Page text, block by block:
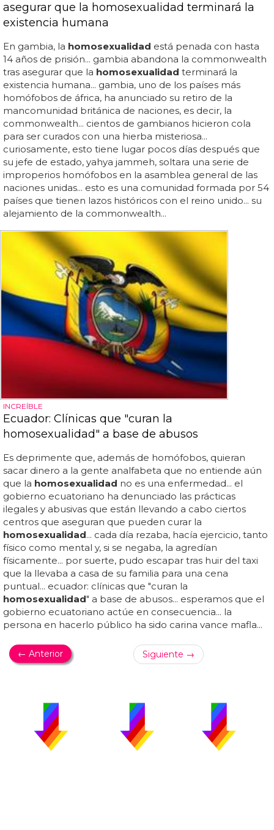
asegurar que la homosexualidad terminará la
existencia humana
En gambia, la homosexualidad está penada con hasta
14 años de prisión... gambia abandona la commonwealth
tras asegurar que la homosexualidad terminará la
existencia humana... gambia, uno de los países más
homófobos de áfrica, ha anunciado su retiro de la
mancomunidad británica de naciones, es decir, la
commonwealth... cientos de gambianos hicieron cola
para ser curados con una hierba misteriosa...
curiosamente, esto tiene lugar pocos días después que
su jefe de estado, yahya jammeh, soltara una serie de
improperios homófobos en la asamblea general de las
naciones unidas... esto es una comunidad formada por 54
países que tienen lazos históricos con el reino unido... su
alejamiento de la commonwealth...
INCREÍBLE
Ecuador: Clínicas que "curan la
homosexualidad" a base de abusos
Es deprimente que, además de homófobos, quieran
sacar dinero a la gente analfabeta que no entiende aún
que la homosexualidad no es una enfermedad... el
gobierno ecuatoriano ha denunciado las prácticas
ilegales y abusivas que están llevando a cabo ciertos
centros que aseguran que pueden curar la
homosexualidad... cada día rezaba, hacía ejercicio, tanto
físico como mental y, si se negaba, la agredían
físicamente... por suerte, pudo escapar tras huir del taxi
que la llevaba a casa de su familia para una cena
puntual... ecuador: clínicas que "curan la
homosexualidad" a base de abusos... esperamos que el
gobierno ecuatoriano actúe en consecuencia... la
persona en hacerlo público ha sido carina vance mafla...
← Anterior Siguiente →